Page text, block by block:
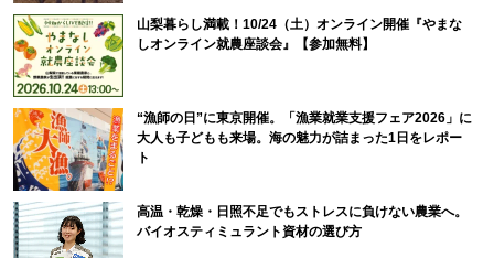
山梨暮らし満載！10/24（土）オンライン開催『やまな
しオンライン就農座談会』【参加無料】
“漁師の日”に東京開催。「漁業就業支援フェア2026」に
大人も子どもも来場。海の魅力が詰まった1日をレポー
ト
高温・乾燥・日照不足でもストレスに負けない農業へ。
バイオスティミュラント資材の選び方